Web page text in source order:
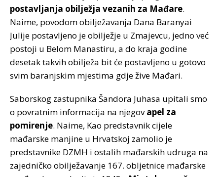
postavljanja obilježja vezanih za Mađare.
Naime, povodom obilježavanja Dana Baranyai
Julije postavljeno je obilježje u Zmajevcu, jedno već
postoji u Belom Manastiru, a do kraja godine
desetak takvih obilježa bit će postavljeno u gotovo
svim baranjskim mjestima gdje žive Mađari.
Saborskog zastupnika Šandora Juhasa upitali smo
o povratnim informacija na njegovapel za
pomirenje. Naime, Kao predstavnik cijele
mađarske manjine u Hrvatskoj zamolio je
predstavnike DZMH i ostalih mađarskih udruga na
zajedničko obilježavanje 167. obljetnice mađarske